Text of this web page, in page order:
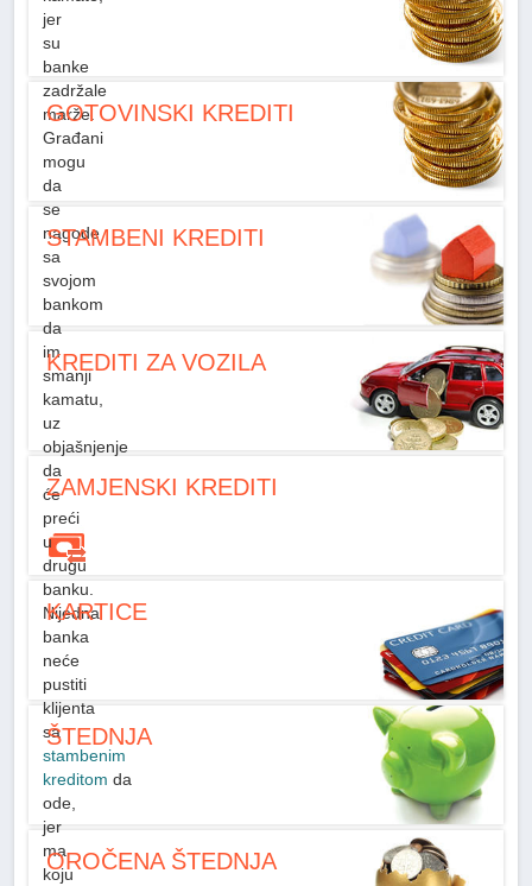
jer
su
banke
zadržale
marže.
Građani
mogu
da
se
nagode
sa
svojom
bankom
da
im
smanji
kamatu,
uz
objašnjenje
da
će
preći
u
drugu
banku.
Nijedna
banka
neće
pustiti
klijenta
sa
stambenim
kreditom da
ode,
jer
ma
koju
GOTOVINSKI KREDITI
STAMBENI KREDITI
KREDITI ZA VOZILA
ZAMJENSKI KREDITI
KARTICE
ŠTEDNJA
OROČENA ŠTEDNJA